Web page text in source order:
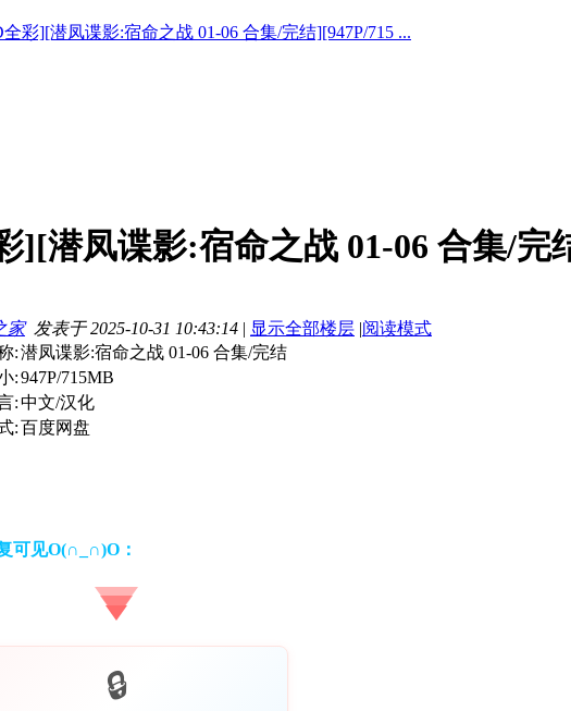
全彩][潜凤谍影:宿命之战 01-06 合集/完结][947P/715 ...
][潜凤谍影:宿命之战 01-06 合集/完
家发表于 2025-10-31 10:43:14 | 显示全部楼层 |阅读模式
:潜凤谍影:宿命之战 01-06 合集/完结
:947P/715MB
:中文/汉化
:百度网盘
可见O(∩_∩)O：